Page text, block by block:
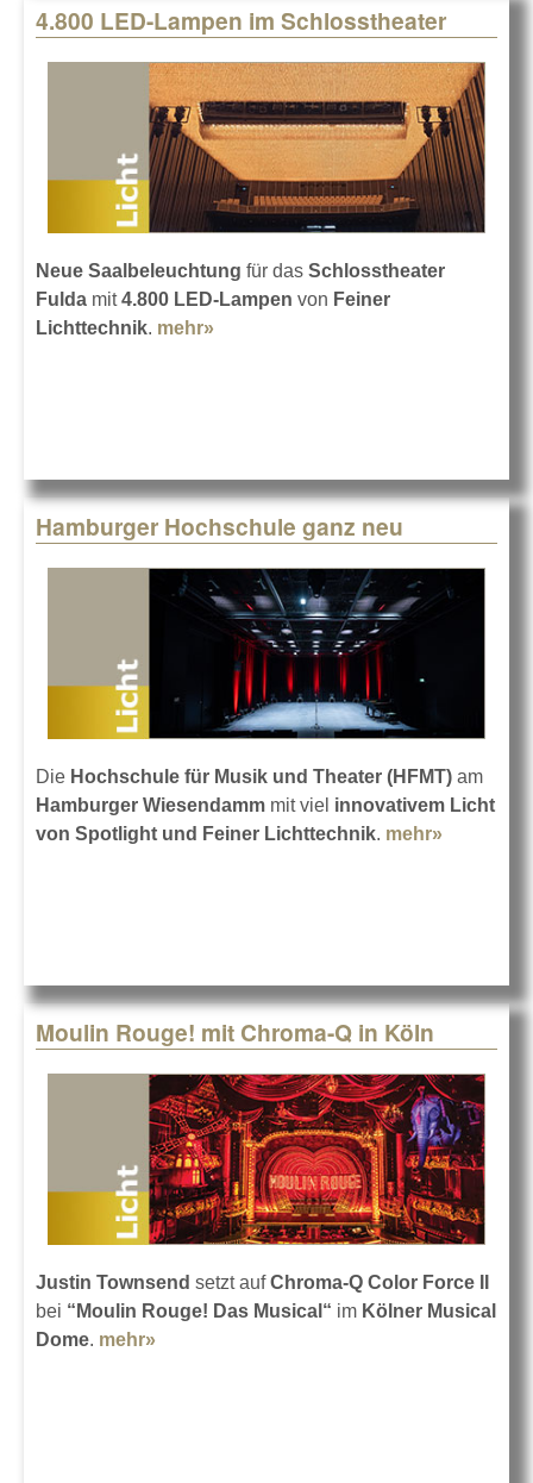
4.800 LED-Lampen im Schlosstheater
Neue Saalbeleuchtung für das Schlosstheater
Fulda mit4.800 LED-Lampen von Feiner
Lichttechnik. mehr»
Hamburger Hochschule ganz neu
Die Hochschule für Musik und Theater (HFMT) am
Hamburger Wiesendamm mit viel innovativem Licht
von Spotlight und Feiner Lichttechnik. mehr»
Moulin Rouge! mit Chroma-Q in Köln
Justin Townsend setzt aufChroma-Q Color Force II
bei “Moulin Rouge! Das Musical“ im Kölner Musical
Dome. mehr»